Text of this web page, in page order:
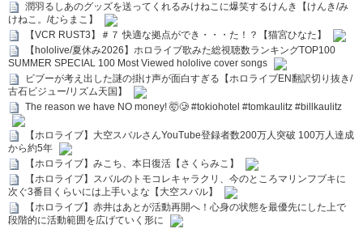
潤羽るしあのグッズを送ってくれるみけねこに爆笑するけんき【けんき/み
けねこ。/むらまこ】
【VCR RUST3】＃７ 快適な拠点ができ・・・た！？【猫宮ひなた】
【hololive/夏休み2026】ホロライブ歌みた総視聴数ランキングTOP100
SUMMER SPECIAL 100 Most Viewed hololive cover songs
ビブーが考え出した謎の掛け声が面白すぎる【ホロライブEN翻訳切り抜き/
古石ビジュー/リズム天国】
The reason we have NO money! 🤯🥲 #tokiohotel #tomkaulitz #billkaulitz
【ホロライブ】大空スバルさんYouTube登録者数200万人突破 100万人達成
から約5年
【ホロライブ】みこち、本日復活【さくらみこ】
【ホロライブ】スバルのトモコレキャラクリ、今のところマリンフブキに
次ぐ3番目くらいには上手いよな【大空スバル】
【ホロライブ】赤井はあとが活動再開へ！心身の状態を最優先にした上で
段階的に活動範囲を広げていく形に